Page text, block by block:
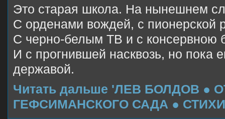
Это старая школа. На нынешнем
С орденами вождей, с пионерской
С черно-белым ТВ и с консервною
И с прогнившей насквозь, но пока
державой.
Читать дальше 'ЛЕВ БОЛДОВ ●
ГЕФСИМАНСКОГО САДА ●